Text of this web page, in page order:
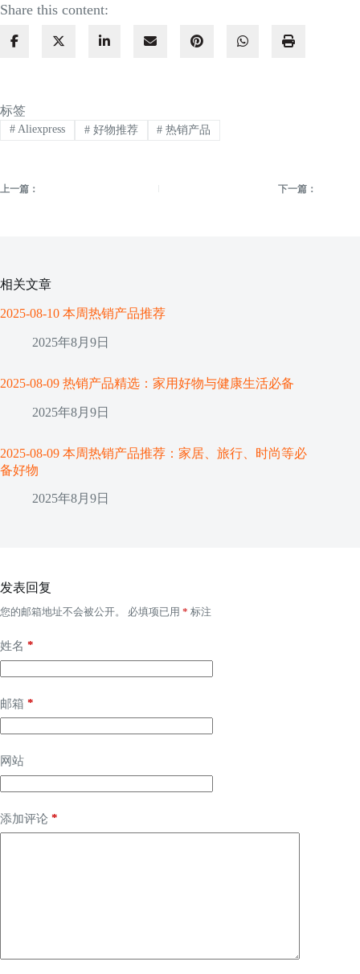
Share this content:
标签
#Aliexpress #好物推荐 # 热销产品
上一篇： 下一篇：
相关文章
2025-08-10 本周热销产品推荐
2025年8月9日
2025-08-09 热销产品精选：家用好物与健康生活必备
2025年8月9日
2025-08-09 本周热销产品推荐：家居、旅行、时尚等必
备好物
2025年8月9日
发表回复
您的邮箱地址不会被公开。 必填项已用 * 标注
姓名 *
邮箱 *
网站
添加评论 *